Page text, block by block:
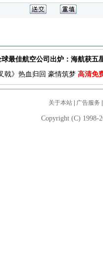
球最佳航空公司出炉：海航获五
戟》热血归回 豪情筑梦 高清免
关于本站| 广告服务
Copyright (C) 1998-